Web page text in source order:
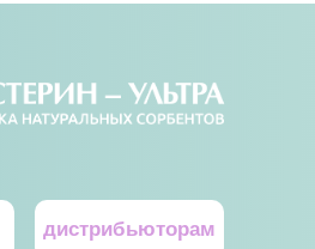
дистрибьютoрам